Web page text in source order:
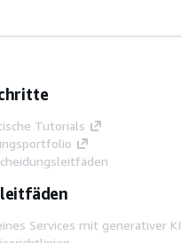
Tutorials
Services mit generativer KI